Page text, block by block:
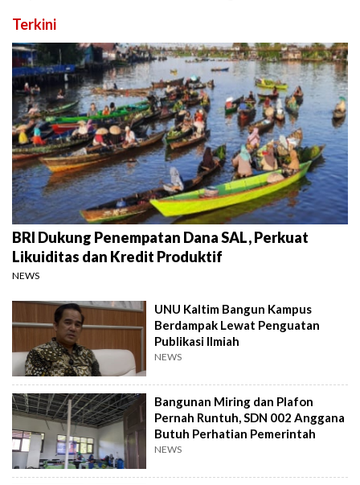
Terkini
BRI Dukung Penempatan Dana SAL, Perkuat
Likuiditas dan Kredit Produktif
NEWS
UNU Kaltim Bangun Kampus
Berdampak Lewat Penguatan
Publikasi Ilmiah
NEWS
Bangunan Miring dan Plafon
Pernah Runtuh, SDN 002 Anggana
Butuh Perhatian Pemerintah
NEWS